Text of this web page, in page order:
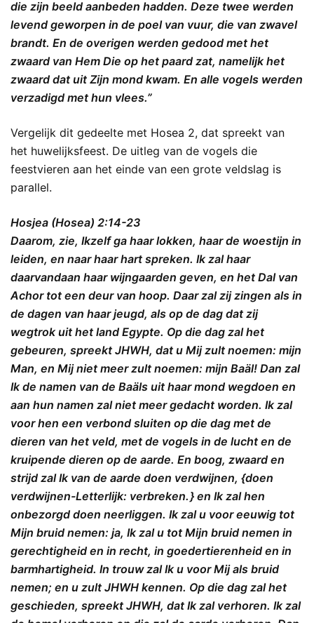
die zijn beeld aanbeden hadden. Deze twee werden
levend geworpen in de poel van vuur, die van zwavel
brandt. En de overigen werden gedood met het
zwaard van Hem Die op het paard zat, namelijk het
zwaard dat uit Zijn mond kwam. En alle vogels werden
verzadigd met hun vlees.”
Vergelijk dit gedeelte met Hosea 2, dat spreekt van
het huwelijksfeest. De uitleg van de vogels die
feestvieren aan het einde van een grote veldslag is
parallel.
Hosjea (Hosea) 2:14-23
Daarom, zie, Ikzelf ga haar lokken, haar de woestijn in
leiden, en naar haar hart spreken. Ik zal haar
daarvandaan haar wijngaarden geven, en het Dal van
Achor tot een deur van hoop. Daar zal zij zingen als in
de dagen van haar jeugd, als op de dag dat zij
wegtrok uit het land Egypte. Op die dag zal het
gebeuren, spreekt JHWH, dat u Mij zult noemen: mijn
Man, en Mij niet meer zult noemen: mijn Baäl! Dan zal
Ik de namen van de Baäls uit haar mond wegdoen en
aan hun namen zal niet meer gedacht worden. Ik zal
voor hen een verbond sluiten op die dag met de
dieren van het veld, met de vogels in de lucht en de
kruipende dieren op de aarde. En boog, zwaard en
strijd zal Ik van de aarde doen verdwijnen, {doen
verdwijnen-Letterlijk: verbreken. } en Ik zal hen
onbezorgd doen neerliggen. Ik zal u voor eeuwig tot
Mijn bruid nemen: ja, Ik zal u tot Mijn bruid nemen in
gerechtigheid en in recht, in goedertierenheid en in
barmhartigheid. In trouw zal Ik u voor Mij als bruid
nemen; en u zult JHWH kennen. Op die dag zal het
geschieden, spreekt JHWH, dat Ik zal verhoren. Ik zal